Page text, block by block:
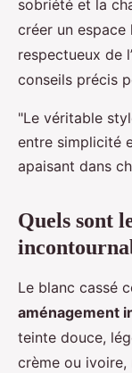
sobriété et la
créer un espace
respectueux de
conseils précis
"Le véritable
entre simplicité
apaisant dans
Quels sont
Le blanc cassé
aménagement
teinte douce,
crème ou